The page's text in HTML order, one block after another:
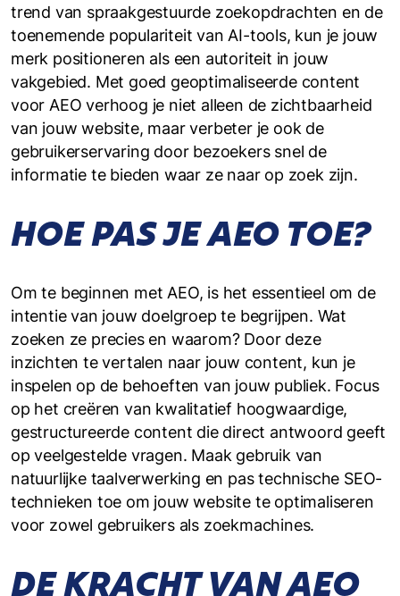
trend van spraakgestuurde zoekopdrachten en de
toenemende populariteit van AI-tools, kun je jouw
merk positioneren als een autoriteit in jouw
vakgebied. Met goed geoptimaliseerde content
voor AEO verhoog je niet alleen de zichtbaarheid
van jouw website, maar verbeter je ook de
gebruikerservaring door bezoekers snel de
informatie te bieden waar ze naar op zoek zijn.
HOE PAS JE AEO TOE?
Om te beginnen met AEO, is het essentieel om de
intentie van jouw doelgroep te begrijpen. Wat
zoeken ze precies en waarom? Door deze
inzichten te vertalen naar jouw content, kun je
inspelen op de behoeften van jouw publiek. Focus
op het creëren van kwalitatief hoogwaardige,
gestructureerde content die direct antwoord geeft
op veelgestelde vragen. Maak gebruik van
natuurlijke taalverwerking en pas technische SEO-
technieken toe om jouw website te optimaliseren
voor zowel gebruikers als zoekmachines.
DE KRACHT VAN AEO